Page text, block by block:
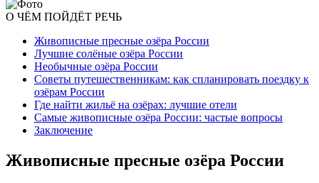
О ЧЁМ ПОЙДЁТ РЕЧЬ
Живописные пресные озёра России
Лучшие солёные озёра России
Необычные озёра России
Советы путешественникам: как спланировать поездку к
озёрам России
Где найти жильё на озёрах: лучшие отели
Самые живописные озёра России: частые вопросы
Заключение
Живописные пресные озёра России